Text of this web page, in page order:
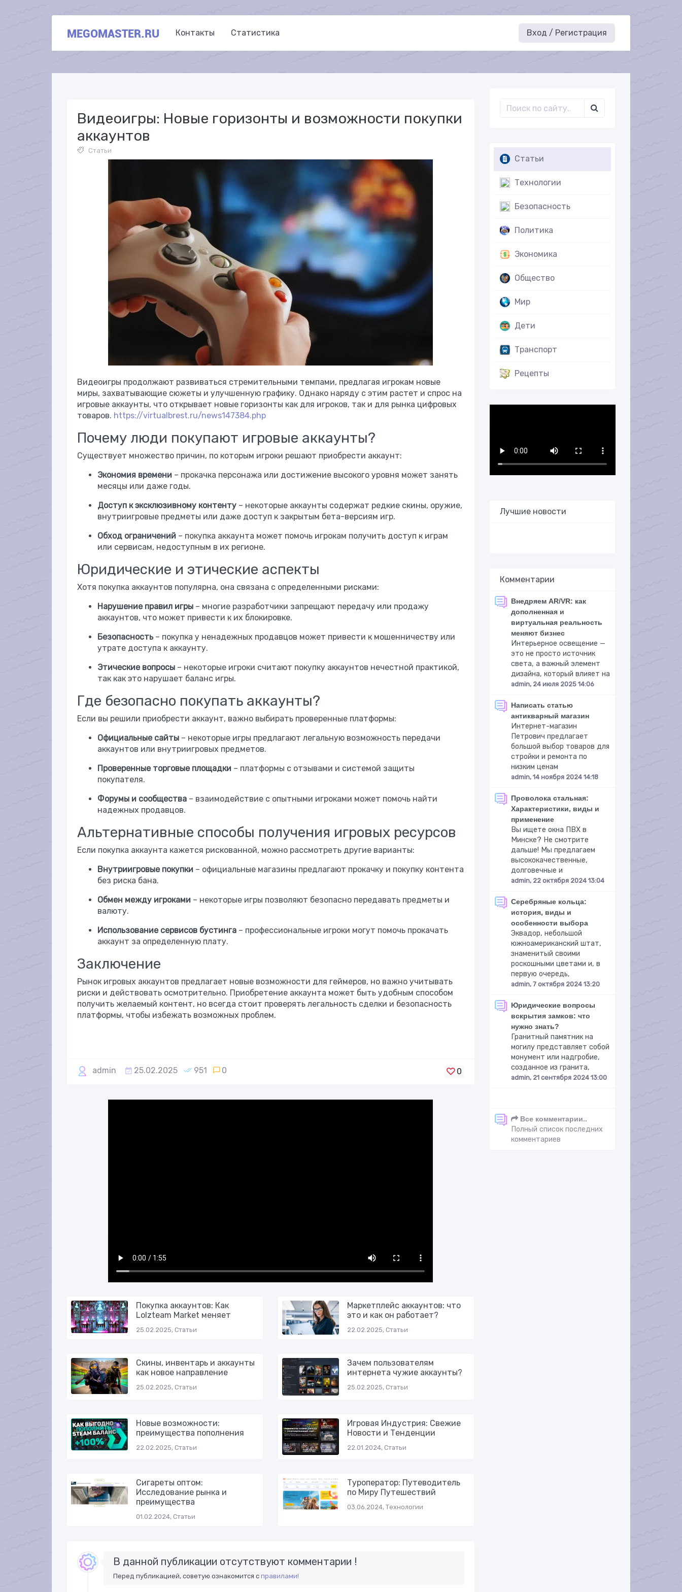
MEGOMASTER.RU Контакты Статистика Вход / Регистрация
Видеоигры: Новые горизонты и возможности покупки
аккаунтов
Статьи
Видеоигры продолжают развиваться стремительными темпами, предлагая игрокам новые
миры, захватывающие сюжеты и улучшенную графику. Однако наряду с этим растет и спрос на
игровые аккаунты, что открывает новые горизонты как для игроков, так и для рынка цифровых
товаров. https://virtualbrest.ru/news147384.php
Почему люди покупают игровые аккаунты?
Существует множество причин, по которым игроки решают приобрести аккаунт:
Экономия времени – прокачка персонажа или достижение высокого уровня может занять
месяцы или даже годы.
Доступ к эксклюзивному контенту – некоторые аккаунты содержат редкие скины, оружие,
внутриигровые предметы или даже доступ к закрытым бета-версиям игр.
Обход ограничений – покупка аккаунта может помочь игрокам получить доступ к играм
или сервисам, недоступным в их регионе.
Юридические и этические аспекты
Хотя покупка аккаунтов популярна, она связана с определенными рисками:
Нарушение правил игры – многие разработчики запрещают передачу или продажу
аккаунтов, что может привести к их блокировке.
Безопасность– покупка у ненадежных продавцов может привести к мошенничеству или
утрате доступа к аккаунту.
Этические вопросы – некоторые игроки считают покупку аккаунтов нечестной практикой,
так как это нарушает баланс игры.
Где безопасно покупать аккаунты?
Если вы решили приобрести аккаунт, важно выбирать проверенные платформы:
Официальные сайты – некоторые игры предлагают легальную возможность передачи
аккаунтов или внутриигровых предметов.
Проверенные торговые площадки – платформы с отзывами и системой защиты
покупателя.
Форумы и сообщества – взаимодействие с опытными игроками может помочь найти
надежных продавцов.
Альтернативные способы получения игровых ресурсов
Если покупка аккаунта кажется рискованной, можно рассмотреть другие варианты:
Внутриигровые покупки – официальные магазины предлагают прокачку и покупку контента
без риска бана.
Обмен между игроками – некоторые игры позволяют безопасно передавать предметы и
валюту.
Использование сервисов бустинга – профессиональные игроки могут помочь прокачать
аккаунт за определенную плату.
Заключение
Рынок игровых аккаунтов предлагает новые возможности для геймеров, но важно учитывать
риски и действовать осмотрительно. Приобретение аккаунта может быть удобным способом
получить желаемый контент, но всегда стоит проверять легальность сделки и безопасность
платформы, чтобы избежать возможных проблем.
admin 25.02.2025 951 0 0
Покупка аккаунтов: Как
Lolzteam Market меняет
25.02.2025, Статьи
Маркетплейс аккаунтов: что
это и как он работает?
22.02.2025, Статьи
Скины, инвентарь и аккаунты
как новое направление
25.02.2025, Статьи
Зачем пользователям
интернета чужие аккаунты?
25.02.2025, Статьи
Новые возможности:
преимущества пополнения
22.02.2025, Статьи
Игровая Индустрия: Свежие
Новости и Тенденции
22.01.2024, Статьи
Сигареты оптом:
Исследование рынка и
преимущества
01.02.2024, Статьи
Туроператор: Путеводитель
по Миру Путешествий
03.06.2024, Технологии
В данной публикации отсутствуют комментарии !
Перед публикацией, советую ознакомится справилами!
Статьи
Технологии
Безопасность
Политика
Экономика
Общество
Мир
Дети
Транспорт
Рецепты
Лучшие новости
Комментарии
Внедряем AR/VR: как
дополненная и
виртуальная реальность
меняют бизнес
Интерьерное освещение —
это не просто источник
света, а важный элемент
дизайна, который влияет на
admin, 24 июля 2025 14:06
Написать статью
антикварный магазин
Интернет-магазин
Петрович предлагает
большой выбор товаров для
стройки и ремонта по
низким ценам
admin, 14 ноября 2024 14:18
Проволока стальная:
Характеристики, виды и
применение
Вы ищете окна ПВХ в
Минске? Не смотрите
дальше! Мы предлагаем
высококачественные,
долговечные и
admin, 22 октября 2024 13:04
Серебряные кольца:
история, виды и
особенности выбора
Эквадор, небольшой
южноамериканский штат,
знаменитый своими
роскошными цветами и, в
первую очередь,
admin, 7 октября 2024 13:20
Юридические вопросы
вскрытия замков: что
нужно знать?
Гранитный памятник на
могилу представляет собой
монумент или надгробие,
созданное из гранита,
admin, 21 сентября 2024 13:00
Все комментарии..
Полный список последних
комментариев